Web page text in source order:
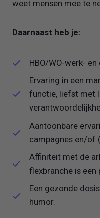
weet mensen mee te
Daarnaast heb je:
HBO/WO-werk- en
Ervaring in een
functie, liefst met
Aantoonbare
campagnes en/of
Affiniteit met de
flexbranche is een
Een gezonde
humor.